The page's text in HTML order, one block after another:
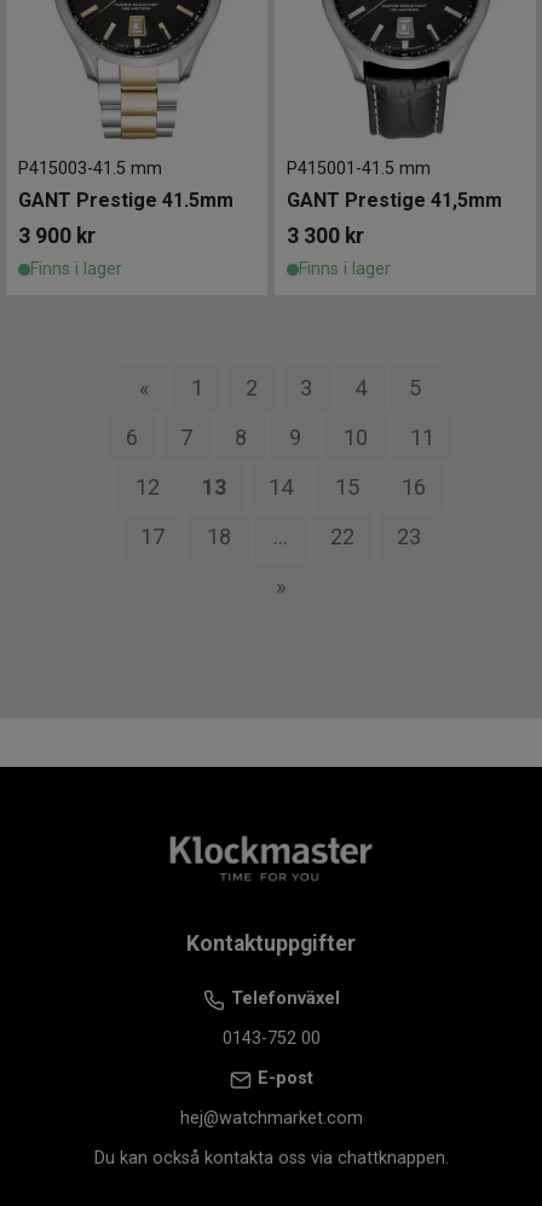
P415003-41.5 mm
GANT Prestige 41.5mm
3 900 kr
Finns i lager
P415001 -41.5 mm
GANT Prestige 41,5mm
3 300 kr
Finns i lager
« 1 2 3 4
5
6
7 8 9 10
11
12
13 14 15
16
17
18 ... 22
23
»
Kontaktuppgifter
Telefonväxel
0143-752 00
E-post
hej@watchmarket.com
Du kan också kontakta oss via chattknappen.